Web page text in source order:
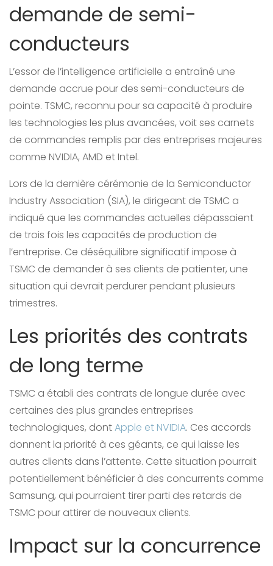
demande de semi-
conducteurs
L’essor de l’intelligence artificielle a entraîné une
demande accrue pour des semi-conducteurs de
pointe. TSMC, reconnu pour sa capacité à produire
les technologies les plus avancées, voit ses carnets
de commandes remplis par des entreprises majeures
comme NVIDIA, AMD et Intel.
Lors de la dernière cérémonie de la Semiconductor
Industry Association (SIA), le dirigeant de TSMC a
indiqué que les commandes actuelles dépassaient
de trois fois les capacités de production de
l’entreprise. Ce déséquilibre significatif impose à
TSMC de demander à ses clients de patienter, une
situation qui devrait perdurer pendant plusieurs
trimestres.
Les priorités des contrats
de long terme
TSMC a établi des contrats de longue durée avec
certaines des plus grandes entreprises
technologiques, dontApple et NVIDIA. Ces accords
donnent la priorité à ces géants, ce qui laisse les
autres clients dans l’attente. Cette situation pourrait
potentiellement bénéficier à des concurrents comme
Samsung, qui pourraient tirer parti des retards de
TSMC pour attirer de nouveaux clients.
Impact sur la concurrence